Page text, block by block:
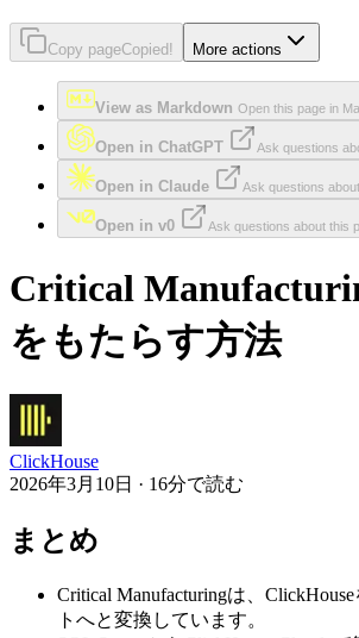
Copy pageCopied! More actions
View as Markdown Open this page in
Open in ChatGPT Ask questions
Open in Claude Ask questions
Open in v0 Ask questions about this
Critical
をもたらす方法
ClickHouse
2026年3月10日 · 16分で読む
まとめ
Critical Manufacturingは、
トへと変換しています。